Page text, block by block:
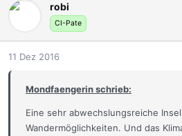
robi
CI-Pate
11 Dez 2016
Mondfaengerin schrieb:
Eine sehr abwechslungsreiche
Wandermöglichkeiten. Und das